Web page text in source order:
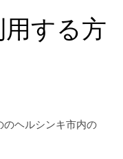
する方
のヘルシンキ市内の